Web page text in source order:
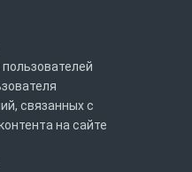
связанных с
на сайте